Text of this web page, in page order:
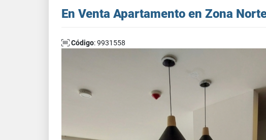
En Venta Apartamento en Zona
Código: 9931558